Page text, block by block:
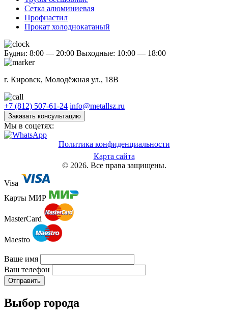
Сетка алюминиевая
Профнастил
Прокат холоднокатаный
Будни: 8:00 — 20:00 Выходные: 10:00 — 18:00
г. Кировск, Молодёжная ул., 18В
+7 (812) 507-61-24 info@metallsz.ru
Заказать консультацию
Мы в соцетях:
Политика конфиденциальности
Карта сайта
© 2026. Все права защищены.
Visa
Карты МИР
MasterCard
Maestro
Ваше имя
Ваш телефон
Отправить
Выбор города